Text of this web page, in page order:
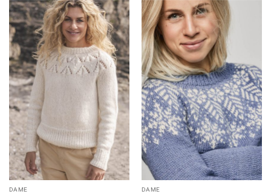
DAME DAME